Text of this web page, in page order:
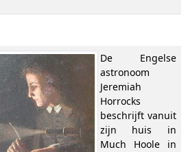
De Engelse
astronoom
Jeremiah
Horrocks
beschrijft vanuit
zijn huis in
Much Hoole in